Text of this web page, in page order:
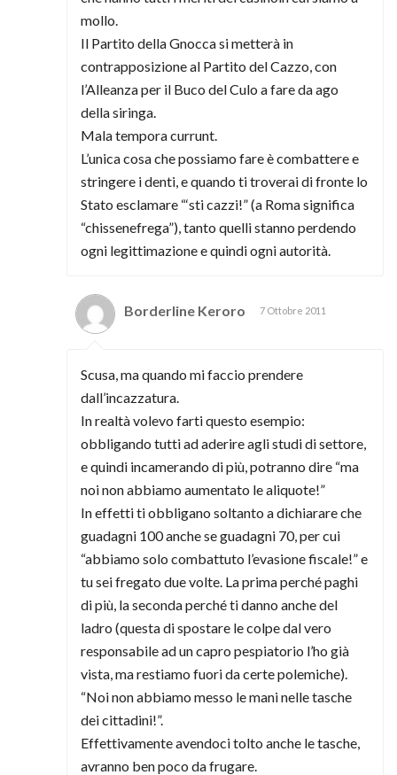
mollo.
Il Partito della Gnocca si metterà in
contrapposizione al Partito del Cazzo, con
l’Alleanza per il Buco del Culo a fare da ago
della siringa.
Mala tempora currunt.
L’unica cosa che possiamo fare è combattere e
stringere i denti, e quando ti troverai di fronte lo
Stato esclamare “‘sti cazzi!” (a Roma significa
“chissenefrega”), tanto quelli stanno perdendo
ogni legittimazione e quindi ogni autorità.
Borderline Keroro 7 Ottobre 2011
Scusa, ma quando mi faccio prendere
dall’incazzatura.
In realtà volevo farti questo esempio:
obbligando tutti ad aderire agli studi di settore,
e quindi incamerando di più, potranno dire “ma
noi non abbiamo aumentato le aliquote!”
In effetti ti obbligano soltanto a dichiarare che
guadagni 100 anche se guadagni 70, per cui
“abbiamo solo combattuto l’evasione fiscale!” e
tu sei fregato due volte. La prima perché paghi
di più, la seconda perché ti danno anche del
ladro (questa di spostare le colpe dal vero
responsabile ad un capro pespiatorio l’ho già
vista, ma restiamo fuori da certe polemiche).
“Noi non abbiamo messo le mani nelle tasche
dei cittadini!”.
Effettivamente avendoci tolto anche le tasche,
avranno ben poco da frugare.